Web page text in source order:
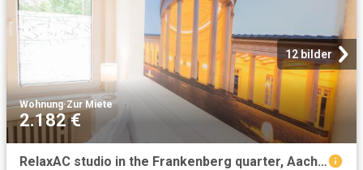
12 bilder
Wohnung·Zur Miete
2.182 €
RelaxAC studio in the Frankenberg quarter, Aachen Amsterdam Apartments for Rent